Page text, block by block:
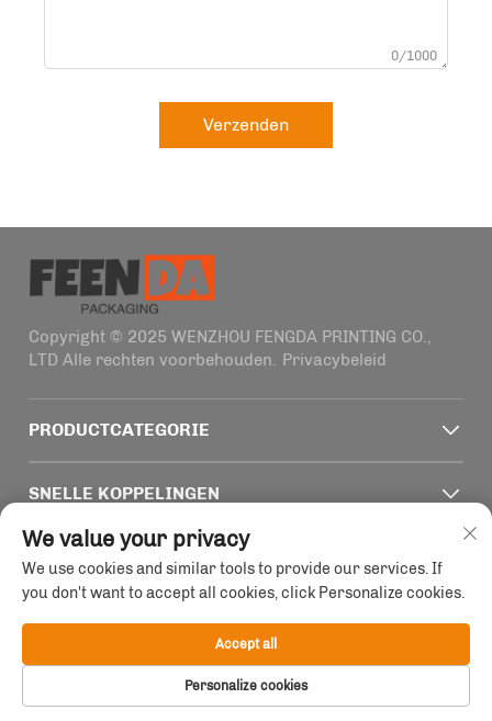
0/1000
Verzenden
Copyright © 2025 WENZHOU FENGDA PRINTING CO.,
LTD Alle rechten voorbehouden. Privacybeleid
PRODUCTCATEGORIE
SNELLE KOPPELINGEN
CONTACTINFORMATIE
Office add : Gebouw 4, Nr. 1915-2011 Haifeng Road,
+86-13758856618
We value your privacy
We use cookies and similar tools to provide our services. If
you don't want to accept all cookies, click Personalize cookies.
Personalize cookies
Accept all